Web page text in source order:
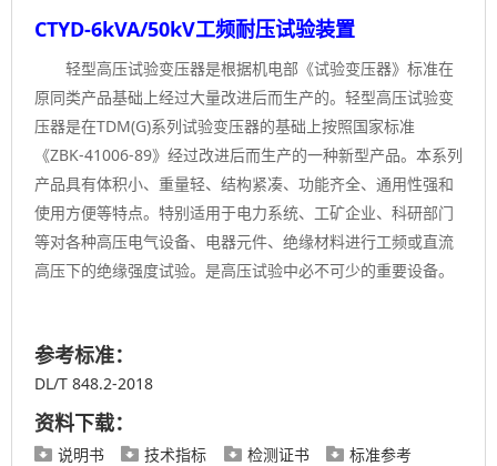
CTYD-6kVA/50kV工频耐压试验装置
轻型高压试验变压器是根据机电部《试验变压器》标准在
原同类产品基础上经过大量改进后而生产的。轻型高压试验变
压器是在TDM(G)系列试验变压器的基础上按照国家标准
《ZBK-41006-89》经过改进后而生产的一种新型产品。本系列
产品具有体积小、重量轻、结构紧凑、功能齐全、通用性强和
使用方便等特点。特别适用于电力系统、工矿企业、科研部门
等对各种高压电气设备、电器元件、绝缘材料进行工频或直流
高压下的绝缘强度试验。是高压试验中必不可少的重要设备。
参考标准：
DL/T 848.2-2018
资料下载：
 说明书  技术指标  检测证书  标准参考